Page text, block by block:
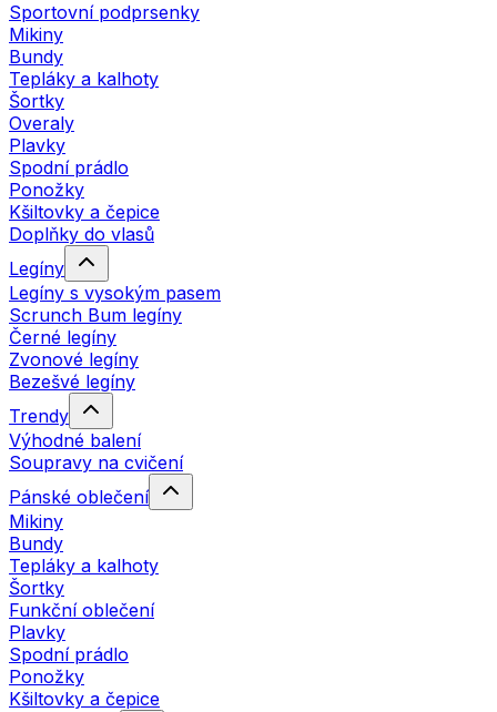
Sportovní podprsenky
Mikiny
Bundy
Tepláky a kalhoty
Šortky
Overaly
Plavky
Spodní prádlo
Ponožky
Kšiltovky a čepice
Doplňky do vlasů
Legíny
Legíny s vysokým pasem
Scrunch Bum legíny
Černé legíny
Zvonové legíny
Bezešvé legíny
Trendy
Výhodné balení
Soupravy na cvičení
Pánské oblečení
Mikiny
Bundy
Tepláky a kalhoty
Šortky
Funkční oblečení
Plavky
Spodní prádlo
Ponožky
Kšiltovky a čepice